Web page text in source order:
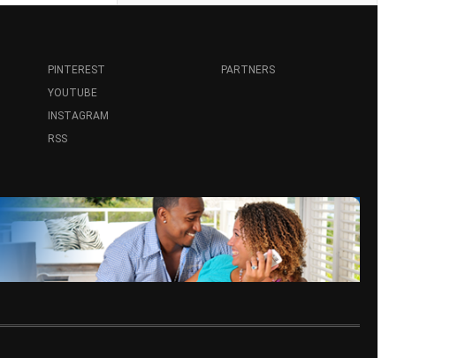
PINTEREST
YOUTUBE
INSTAGRAM
RSS
PARTNERS